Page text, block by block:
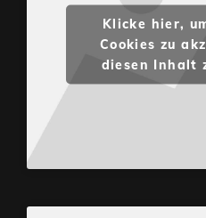
Klicke hier,
Cookies zu
diesen Inhalt